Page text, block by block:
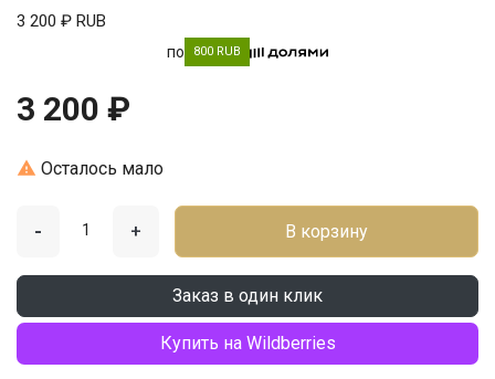
3 200 ₽ RUB
по 800 RUB
3 200 ₽
 Осталось мало
- + В корзину
Заказ в один клик
Купить на Wildberries